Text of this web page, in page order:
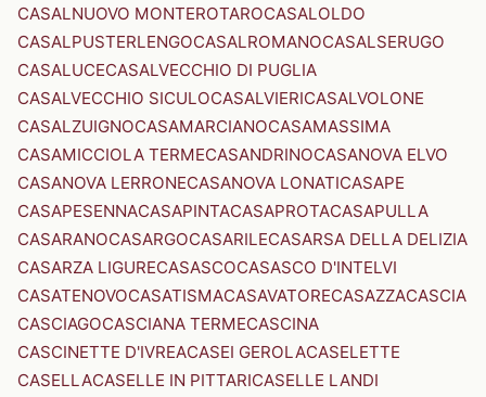
CASALNUOVO MONTEROTAROCASALOLDO
CASALPUSTERLENGOCASALROMANOCASALSERUGO
CASALUCECASALVECCHIO DI PUGLIA
CASALVECCHIO SICULOCASALVIERICASALVOLONE
CASALZUIGNOCASAMARCIANOCASAMASSIMA
CASAMICCIOLA TERMECASANDRINOCASANOVA ELVO
CASANOVA LERRONECASANOVA LONATICASAPE
CASAPESENNACASAPINTACASAPROTACASAPULLA
CASARANOCASARGOCASARILECASARSA DELLA DELIZIA
CASARZA LIGURECASASCOCASASCO D'INTELVI
CASATENOVOCASATISMACASAVATORECASAZZACASCIA
CASCIAGOCASCIANA TERMECASCINA
CASCINETTE D'IVREACASEI GEROLACASELETTE
CASELLACASELLE IN PITTARICASELLE LANDI